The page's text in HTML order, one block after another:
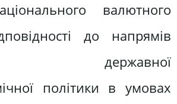
валютного
до напрямів
державної
політики в умовах